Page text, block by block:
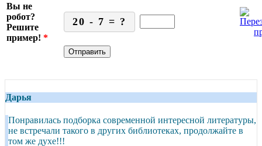
Вы не
робот?
Решите
пример! *
20 - 7 = ?
Дарья
Понравилась подборка современной интересной литературы,
не встречали такого в других библиотеках, продолжайте в
том же духе!!!